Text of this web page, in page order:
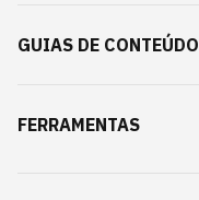
GUIAS DE CONTEÚDO
FERRAMENTAS